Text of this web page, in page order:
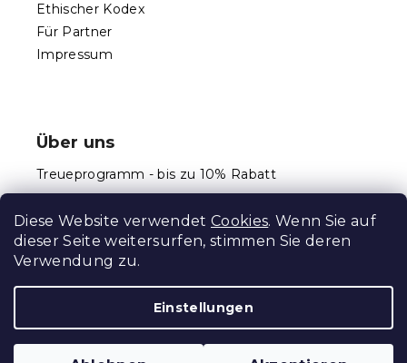
Diese Website verwendet Cookies. Wenn Sie auf
dieser Seite weitersurfen, stimmen Sie deren
Verwendung zu.
Einstellungen
Ethischer Kodex
Für Partner
Impressum
Über uns
Treueprogramm - bis zu 10% Rabatt
Copyright 2026Schlafen Welt. Alle Rechte